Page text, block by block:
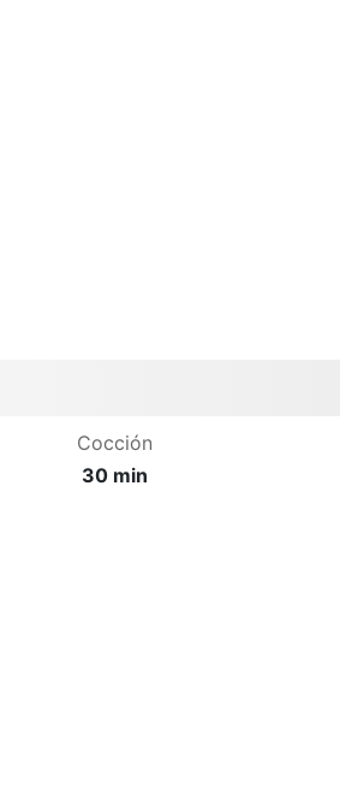
Cocción
30 min